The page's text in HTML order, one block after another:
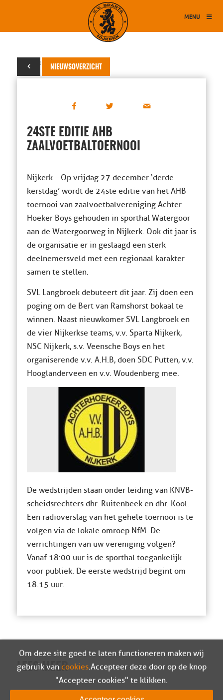
MENU
NIEUWSOVERZICHT
23 december 2019
24STE EDITIE AHB
ZAALVOETBALTOERNOOI
Nijkerk – Op vrijdag 27 december ‘derde
kerstdag’ wordt de 24ste editie van het AHB
toernooi van zaalvoetbalvereniging Achter
Hoeker Boys gehouden in sporthal Watergoor
aan de Watergoorweg in Nijkerk. Ook dit jaar is
de organisatie er in geslaagd een sterk
deelnemersveld met een regionaal karakter
samen te stellen.
SVL Langbroek debuteert dit jaar. Zij doen een
poging om de Bert van Ramshorst bokaal te
winnen. Naast nieuwkomer SVL Langbroek en
de vier Nijkerkse teams, v.v. Sparta Nijkerk,
NSC Nijkerk, s.v. Veensche Boys en het
organiserende v.v. A.H.B, doen SDC Putten, v.v.
Hooglanderveen en v.v. Woudenberg mee.
De wedstrijden staan onder leiding van KNVB-
scheidsrechters dhr. Ruitenbeek en dhr. Kool.
Een radioverslag van het gehele toernooi is te
volgen via de lokale omroep NfM. De
verrichtingen van uw vereniging volgen?
Vanaf 18:00 uur is de sporthal toegankelijk
voor publiek. De eerste wedstrijd begint om
18.15 uur.
LEES MEER
Om deze site goed te laten functioneren maken wij
gebruik van cookies. Accepteer deze door op de knop
"Accepteer cookies" te klikken.